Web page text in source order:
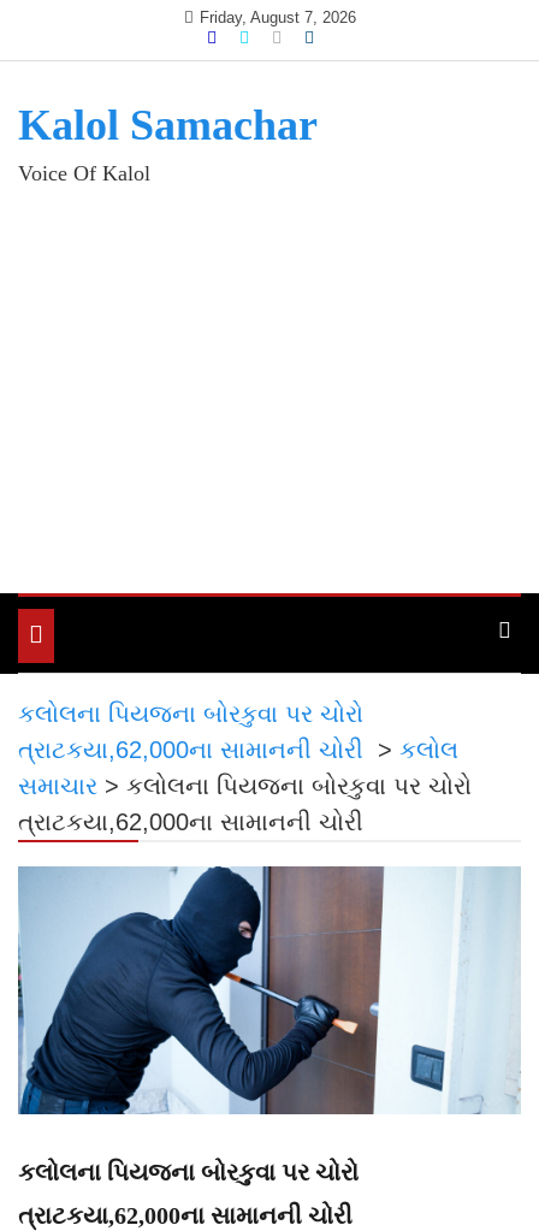
Friday, August 7, 2026
Kalol Samachar
Voice Of Kalol
Toggle
navigation
કલોલના પિયજના બોરકુવા પર ચોરો
ત્રાટકયા,62,000ના સામાનની ચોરી
> કલોલ
સમાચાર > કલોલના પિયજના બોરકુવા પર ચોરો
ત્રાટકયા,62,000ના સામાનની ચોરી
કલોલના પિયજના બોરકુવા પર ચોરો
ત્રાટકયા,62,000ના સામાનની ચોરી